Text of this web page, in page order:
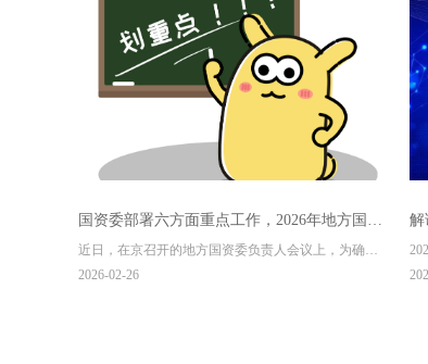
国资委部署六方面重点工作，2026年地方国资
国企这么干
近日，在京召开的地方国资委负责人会议上，为确
保“十五五”开好局起好步，会议部署2026年包括着力
2026-02-26
解
改
步